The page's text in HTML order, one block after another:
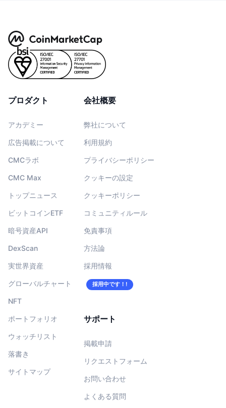
プロダクト
アカデミー
広告掲載について
CMCラボ
CMC Max
トップニュース
ビットコインETF
暗号資産API
DexScan
実世界資産
グローバルチャート
NFT
ポートフォリオ
ウォッチリスト
落書き
サイトマップ
会社概要
弊社について
利用規約
プライバシーポリシー
クッキーの設定
クッキーポリシー
コミュニティルール
免責事項
方法論
採用情報
採用中です！!
サポート
掲載申請
リクエストフォーム
お問い合わせ
よくある質問